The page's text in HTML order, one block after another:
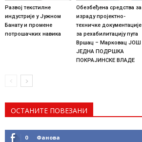
Развој текстилне
индустрије у Јужном
Банату и промене
потрошачких навика
Обезбеђена средства за
израду пројектно-
техничке документације
за рехабилитацију пута
Вршац – Марковац ЈОШ
ЈЕДНА ПОДРШКА
ПОКРАЈИНСКЕ ВЛАДЕ
ОСТАНИТЕ ПОВЕЗАНИ
0 Фанова